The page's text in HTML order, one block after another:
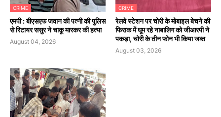
CRIME
एमपी : बीएसएफ जवान की पत्नी की पुलिस
से रिटायर ससुर ने चाकू मारकर की हत्या
August 04, 2026
CRIME
रेलवे स्टेशन पर चोरी के मोबाइल बेचने की
फिराक में घूम रहे नाबालिग को जीआरपी ने
पकड़ा, चोरी के तीन फोन भी किया जब्त
August 03, 2026